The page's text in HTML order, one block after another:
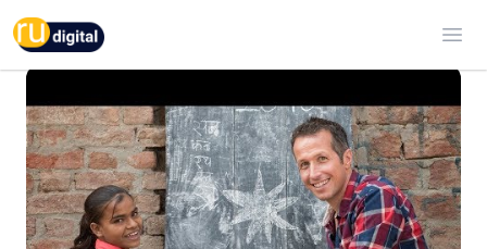
RU-digital